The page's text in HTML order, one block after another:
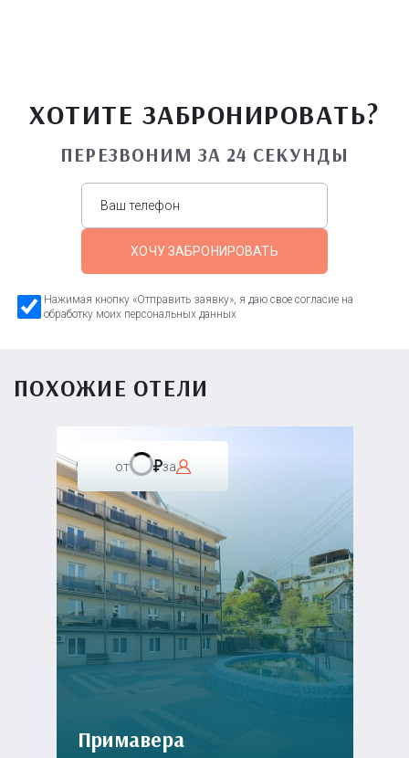
ХОТИТЕ ЗАБРОНИРОВАТЬ?
ПЕРЕЗВОНИМ ЗА 24 СЕКУНДЫ
ХОЧУ ЗАБРОНИРОВАТЬ
Нажимая кнопку «Отправить заявку», я даю свое согласие на
обработку моих персональных данных
ПОХОЖИЕ ОТЕЛИ
от за
Примавера